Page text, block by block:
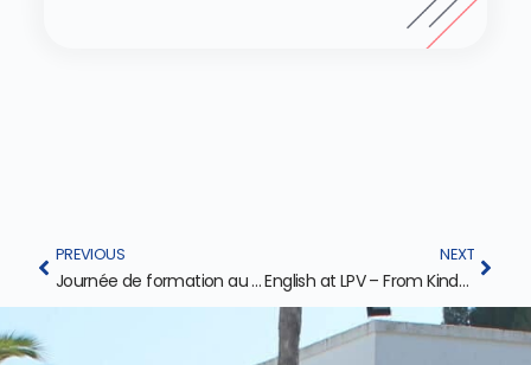
PREVIOUS
Journée de formation au LPV-Laïcité et valeurs de l’école
NEXT
English at LPV – From Kindergarten to CM2!